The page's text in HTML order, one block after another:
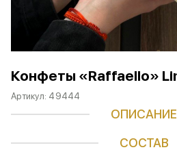
Конфеты «Raffaello»
Артикул: 49444
ОПИСАНИЕ
СОСТАВ